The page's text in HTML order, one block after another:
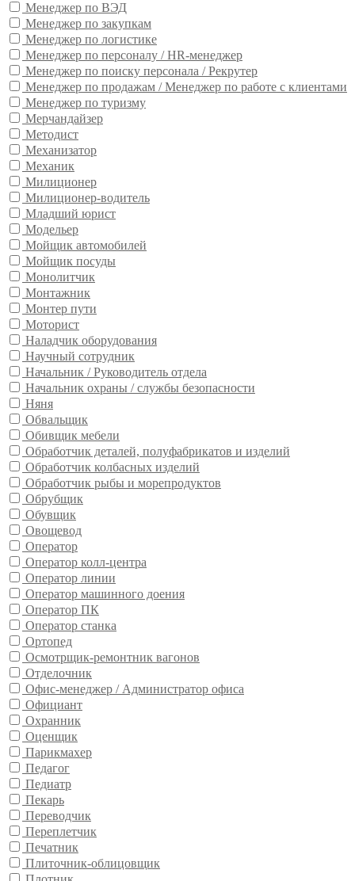
Менеджер по ВЭД
Менеджер по закупкам
Менеджер по логистике
Менеджер по персоналу / HR-менеджер
Менеджер по поиску персонала / Рекрутер
Менеджер по продажам / Менеджер по работе с клиентами
Менеджер по туризму
Мерчандайзер
Методист
Механизатор
Механик
Милиционер
Милиционер-водитель
Младший юрист
Модельер
Мойщик автомобилей
Мойщик посуды
Монолитчик
Монтажник
Монтер пути
Моторист
Наладчик оборудования
Научный сотрудник
Начальник / Руководитель отдела
Начальник охраны / службы безопасности
Няня
Обвальщик
Обивщик мебели
Обработчик деталей, полуфабрикатов и изделий
Обработчик колбасных изделий
Обработчик рыбы и морепродуктов
Обрубщик
Обувщик
Овощевод
Оператор
Оператор колл-центра
Оператор линии
Оператор машинного доения
Оператор ПК
Оператор станка
Ортопед
Осмотрщик-ремонтник вагонов
Отделочник
Офис-менеджер / Администратор офиса
Официант
Охранник
Оценщик
Парикмахер
Педагог
Педиатр
Пекарь
Переводчик
Переплетчик
Печатник
Плиточник-облицовщик